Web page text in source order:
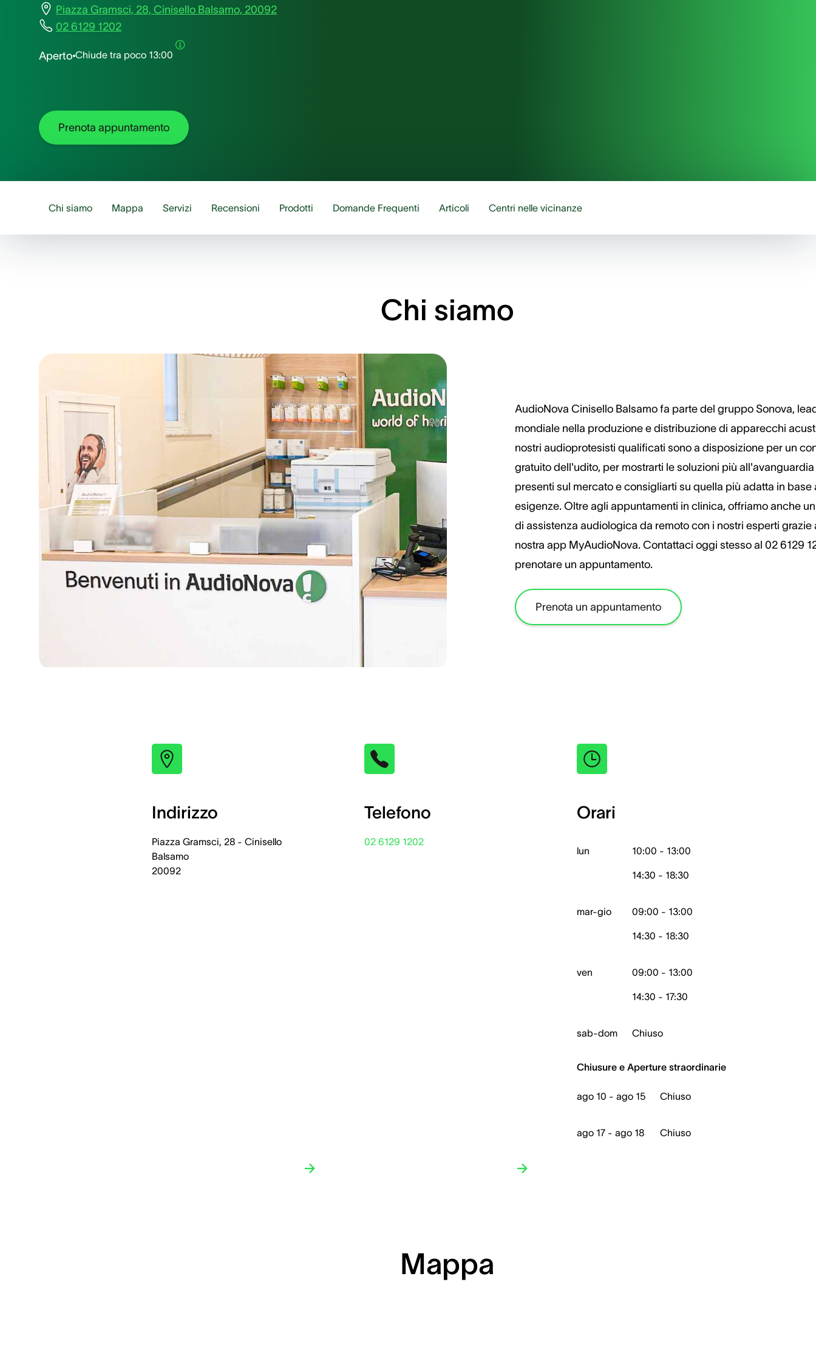
Piazza Gramsci, 28, Cinisello Balsamo, 20092
02 6129 1202
Aperto Chiude tra poco 13:00
Prenota appuntamento
Chi siamo Mappa Servizi Recensioni Prodotti Domande Frequenti Articoli Centri nelle vicinanze
Chi siamo
AudioNova Cinisello Balsamo fa parte del gruppo Sonova,
mondiale nella produzione e distribuzione di apparecchi
nostri audioprotesisti qualificati sono a disposizione per un
gratuito dell'udito, per mostrarti le soluzioni più all'avanguardia
presenti sul mercato e consigliarti su quella più adatta in base
esigenze. Oltre agli appuntamenti in clinica, offriamo anche
di assistenza audiologica da remoto con i nostri esperti grazie
nostra app MyAudioNova. Contattaci oggi stesso al 02 6129
prenotare un appuntamento.
Prenota un appuntamento
Indirizzo
Piazza Gramsci, 28 - Cinisello
Balsamo
20092
Telefono
02 6129 1202
Orari
lun 10:00 - 13:00
14:30 - 18:30
mar-gio 09:00 - 13:00
14:30 - 18:30
ven 09:00 - 13:00
14:30 - 17:30
sab-dom Chiuso
Chiusure e Aperture straordinarie
ago 10 - ago 15 Chiuso
ago 17 - ago 18 Chiuso
Mappa